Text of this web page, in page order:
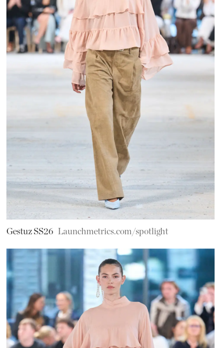
Gestuz SS26 Launchmetrics.com/spotlight